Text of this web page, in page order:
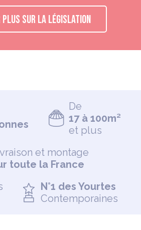
PLUS SUR LA LÉGISLATION
De
17 à 100m²
et plus
et montage
toute la France
N°1 des Yourtes
Contemporaines